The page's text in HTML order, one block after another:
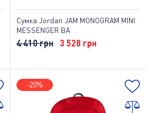
Сумка Jordan JAM MONOGRAM MINI
MESSENGER BA
4 410 грн 3 528 грн
-20%